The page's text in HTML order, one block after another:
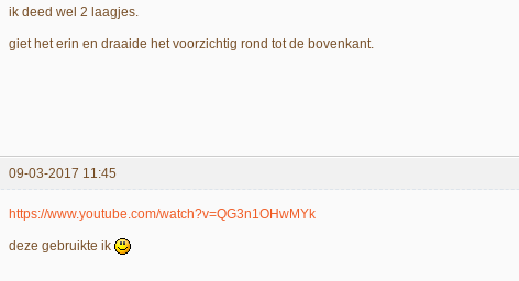
ik deed wel 2 laagjes.
giet het erin en draaide het voorzichtig rond tot de bovenkant.
09-03-2017 11:45
https://www.youtube.com/watch?v=QG3n1OHwMYk
deze gebruikte ik